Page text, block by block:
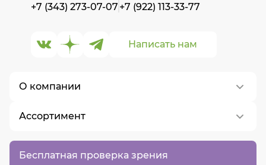
Бесплатная проверка зрения
О компании
О нас
Контакты
Вакансии
Ассортимент
Написать нам
+7 (343) 273-07-07 +7 (922) 113-33-77